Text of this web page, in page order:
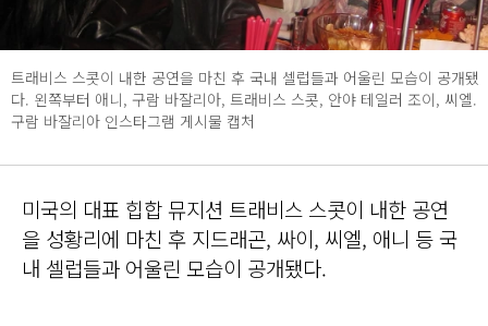
트래비스 스콧이 내한 공연을 마친 후 국내 셀럽들과 어울린 모습이 공개됐
다. 왼쪽부터 애니, 구람 바잘리아, 트래비스 스콧, 안야 테일러 조이, 씨엘.
구람 바잘리아 인스타그램 게시물 캡처
미국의 대표 힙합 뮤지션 트래비스 스콧이 내한 공연
을 성황리에 마친 후 지드래곤, 싸이, 씨엘, 애니 등 국
내 셀럽들과 어울린 모습이 공개됐다.